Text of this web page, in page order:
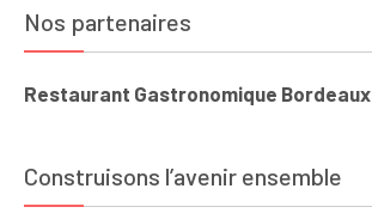
Nos partenaires
Restaurant Gastronomique Bordeaux
Construisons l’avenir ensemble